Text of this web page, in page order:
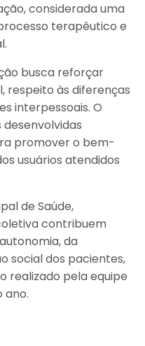
considerada uma
terapêutico e
busca reforçar
respeito às diferenças
interpessoais. O
promover o bem-
usuários atendidos
de Saúde,
contribuem
da
social dos pacientes,
realizado pela equipe
ano.